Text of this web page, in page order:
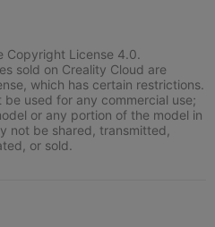
Copyright License 4.0.
sold on Creality Cloud are
which has certain restrictions.
used for any commercial use;
or any portion of the model in
not be shared, transmitted,
or sold.